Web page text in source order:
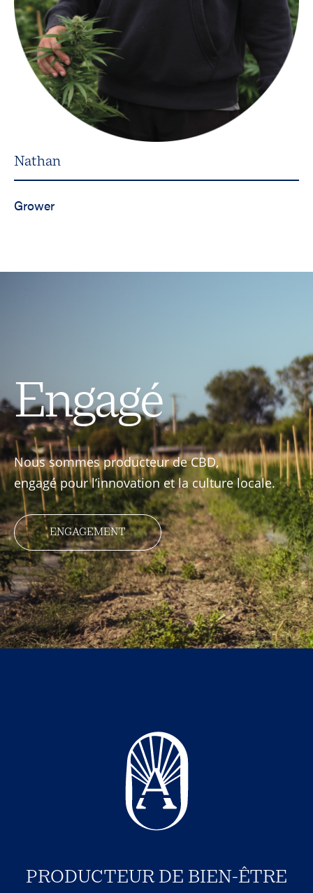
Nathan
Grower
Engagé
Nous sommes producteur de CBD,
engagé pour l’innovation et la culture locale.
ENGAGEMENT
PRODUCTEUR DE BIEN-ÊTRE